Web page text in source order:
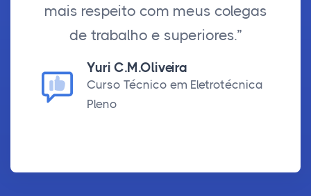
mais respeito com meus colegas
de trabalho e superiores.”
Yuri C.M.Oliveira
Curso Técnico em Eletrotécnica
Pleno